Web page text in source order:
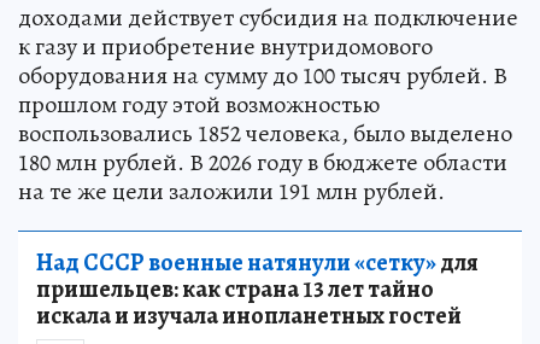
доходами действует субсидия на подключение
к газу и приобретение внутридомового
оборудования на сумму до 100 тысяч рублей. В
прошлом году этой возможностью
воспользовались 1852 человека, было выделено
180 млн рублей. В 2026 году в бюджете области
на те же цели заложили 191 млн рублей.
Над СССР военные натянули «сетку»для
пришельцев: как страна 13 лет тайно
искала и изучала инопланетных гостей